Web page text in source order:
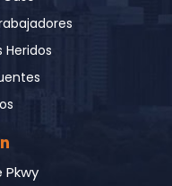
Heridos
Pkwy